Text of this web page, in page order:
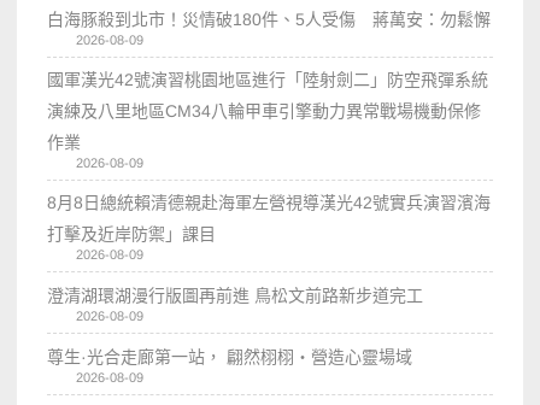
白海豚殺到北市！災情破180件、5人受傷 蔣萬安：勿鬆懈
2026-08-09
國軍漢光42號演習桃園地區進行「陸射劍二」防空飛彈系統
演練及八里地區CM34八輪甲車引擎動力異常戰場機動保修
作業
2026-08-09
8月8日總統賴清德親赴海軍左營視導漢光42號實兵演習濱海
打擊及近岸防禦」課目
2026-08-09
澄清湖環湖漫行版圖再前進 鳥松文前路新步道完工
2026-08-09
尊生·光合走廊第一站， 翩然栩栩・營造心靈場域
2026-08-09